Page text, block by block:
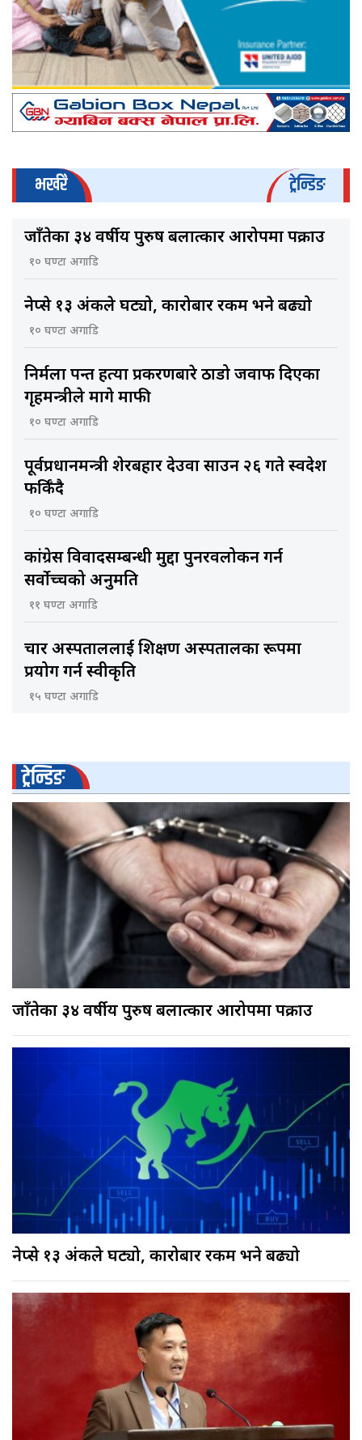
भर्खरै ट्रेन्डिङ
जाँतेका ३४ वर्षीय पुरुष बलात्कार आरोपमा पक्राउ
१० घण्टा अगाडि
नेप्से १३ अंकले घट्यो, कारोबार रकम भने बढ्यो
१० घण्टा अगाडि
निर्मला पन्त हत्या प्रकरणबारे ठाडो जवाफ दिएका
गृहमन्त्रीले मागे माफी
१० घण्टा अगाडि
पूर्वप्रधानमन्त्री शेरबहादुर देउवा साउन २६ गते स्वदेश
फर्किँदै
१० घण्टा अगाडि
कांग्रेस विवादसम्बन्धी मुद्दा पुनरवलोकन गर्न
सर्वोच्चको अनुमति
११ घण्टा अगाडि
चार अस्पताललाई शिक्षण अस्पतालका रूपमा
प्रयोग गर्न स्वीकृति
१५ घण्टा अगाडि
ट्रेन्डिङ
जाँतेका ३४ वर्षीय पुरुष बलात्कार आरोपमा पक्राउ
नेप्से १३ अंकले घट्यो, कारोबार रकम भने बढ्यो